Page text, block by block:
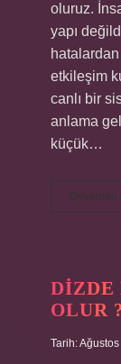
oluruz.
yapı
etkileşim
canlı bir
anlama
küçük…
DIZDE
OLUR
Tarih: